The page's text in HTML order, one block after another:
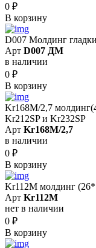
0 ₽
В корзину
D007 Молдинг
Арт D007 ДМ
в наличии
0 ₽
В корзину
Kr168M/2,7
Kr212SP и Kr232SP
Арт Kr168M/2,7
в наличии
0 ₽
В корзину
Kr112M молдинг
Арт Kr112M
нет в наличии
0 ₽
В корзину